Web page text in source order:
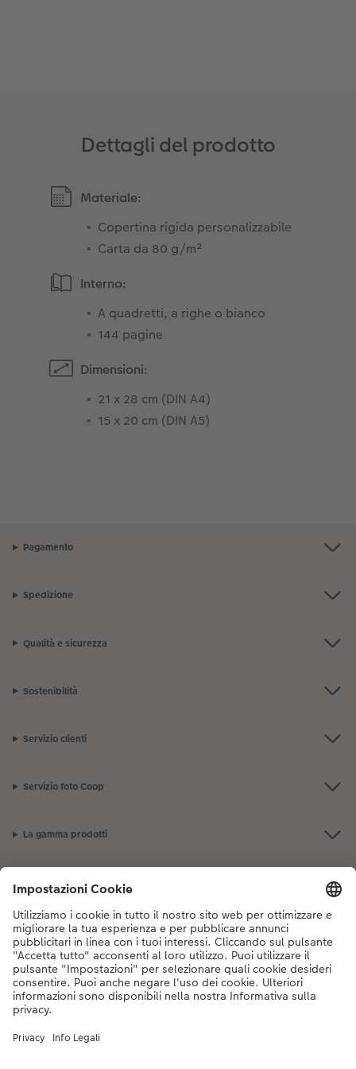
Dettagli del prodotto
Materiale:
Copertina rigida personalizzabile
Carta da 80 g/m²
Interno:
A quadretti, a righe o bianco
144 pagine
Dimensioni:
21 x 28 cm (DIN A4)
15 x 20 cm (DIN A5)
Pagamento
Spedizione
Qualità e sicurezza
Sostenibilità
Servizio clienti
Servizio foto Coop
La gamma prodotti
I nostri consigli
Se hai domande sui prodotti o sull'ordine, non esitare a contattarci dal
lunedì alla domenica dalle 9:00 alle 20:00 (esclusi i giorni festivi) al
numero di telefono044 499 10 38 dal lunedì alla domenica, dalle 9:00 alle
20:00 (festività escluse)
DE|FR|IT